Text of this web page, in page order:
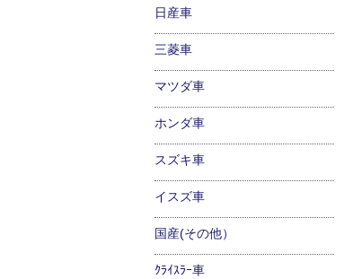
日産車
三菱車
マツダ車
ホンダ車
スズキ車
イスズ車
国産(その他）
ｸﾗｲｽﾗｰ車